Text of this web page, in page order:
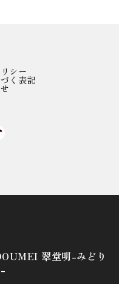
シー
く表記
翠堂明-みどり